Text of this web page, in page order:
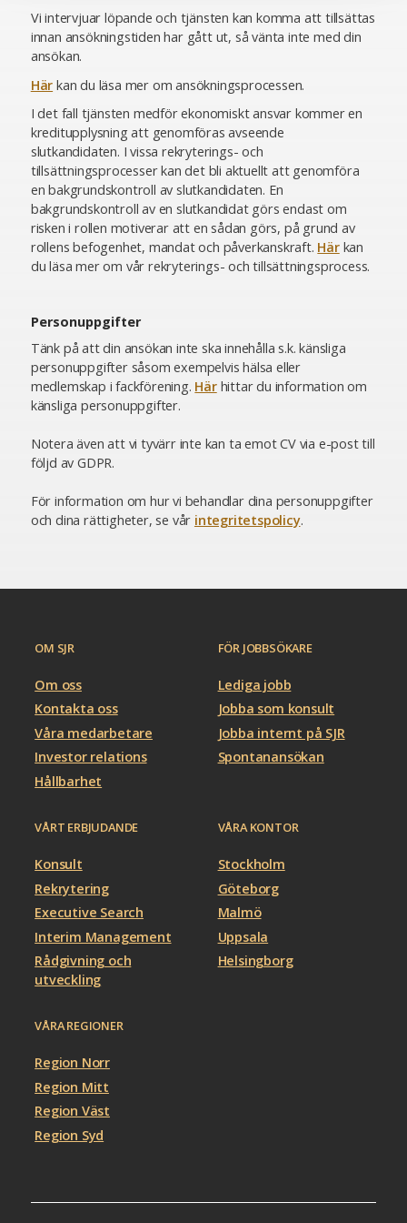
Vi intervjuar löpande och tjänsten kan komma att tillsättas
innan ansökningstiden har gått ut, så vänta inte med din
ansökan.
Här kan du läsa mer om ansökningsprocessen.
I det fall tjänsten medför ekonomiskt ansvar kommer en
kreditupplysning att genomföras avseende
slutkandidaten. I vissa rekryterings- och
tillsättningsprocesser kan det bli aktuellt att genomföra
en bakgrundskontroll av slutkandidaten. En
bakgrundskontroll av en slutkandidat görs endast om
risken i rollen motiverar att en sådan görs, på grund av
rollens befogenhet, mandat och påverkanskraft. Härkan
du läsa mer om vår rekryterings- och tillsättningsprocess.
Personuppgifter
Tänk på att din ansökan inte ska innehålla s.k. känsliga
personuppgifter såsom exempelvis hälsa eller
medlemskap i fackförening. Härhittar du information om
känsliga personuppgifter.
Notera även att vi tyvärr inte kan ta emot CV via e-post till
följd av GDPR.
För information om hur vi behandlar dina personuppgifter
och dina rättigheter, se vår integritetspolicy.
OM SJR
Om oss
Kontakta oss
Våra medarbetare
Investor relations
Hållbarhet
FÖR JOBBSÖKARE
Lediga jobb
Jobba som konsult
Jobba internt på SJR
Spontanansökan
VÅRT ERBJUDANDE
Konsult
Rekrytering
Executive Search
Interim Management
Rådgivning och
utveckling
VÅRA KONTOR
Stockholm
Göteborg
Malmö
Uppsala
Helsingborg
VÅRA REGIONER
Region Norr
Region Mitt
Region Väst
Region Syd